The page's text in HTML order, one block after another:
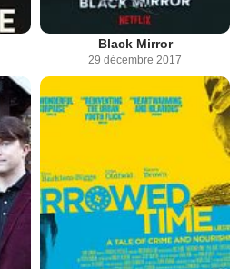
Black Mirror
29 décembre 2017